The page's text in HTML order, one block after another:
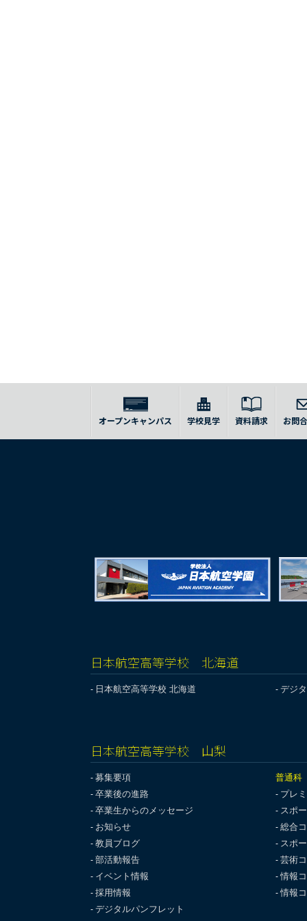
オープンキャンパス 学校見学 資料請求 お問
日本航空高等学校 北海道
日本航空高等学校 北海道 デジ
日本航空高等学校 山梨
募集要項
卒業後の進路
卒業生からのメッセージ
お知らせ
教員ブログ
部活動報告
イベント情報
採用情報
デジタルパンフレット
普通科
プレ
スポ
総合
スポ
芸術
情報
情報